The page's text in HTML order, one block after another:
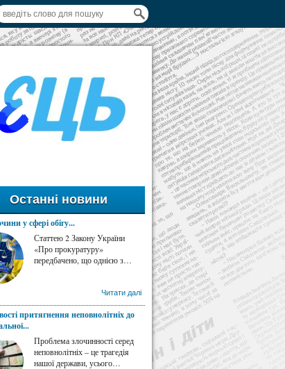
Останні новини
у сфері обігу...
Статтею 2 Закону України
«Про прокуратуру»
передбачено, що однією з…
Читати далі
притягнення неповнолітніх до
Проблема злочинності серед
неповнолітніх – це трагедія
нашої держави, усього…